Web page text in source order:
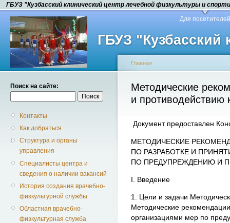
ГБУЗ "Кузбасский клинический центр лечебной физкультуры и
ГБУЗ
Для посетителей
Поиск на сайте:
Контакты
Как добраться
Структура и органы
управления
Специалисты центра и
сведения о наличии вакансий
История создания врачебно-
физкультурной службы
Областная врачебно-
физкультурная служба
Главная
Методические
и противодействию
Документ предоставлен
МЕТОДИЧЕСКИЕ
ПО РАЗРАБОТКЕ И
ПО ПРЕДУПРЕЖДЕНИЮ И
I. Введение
1. Цели и задачи
Методические
организациями мер по